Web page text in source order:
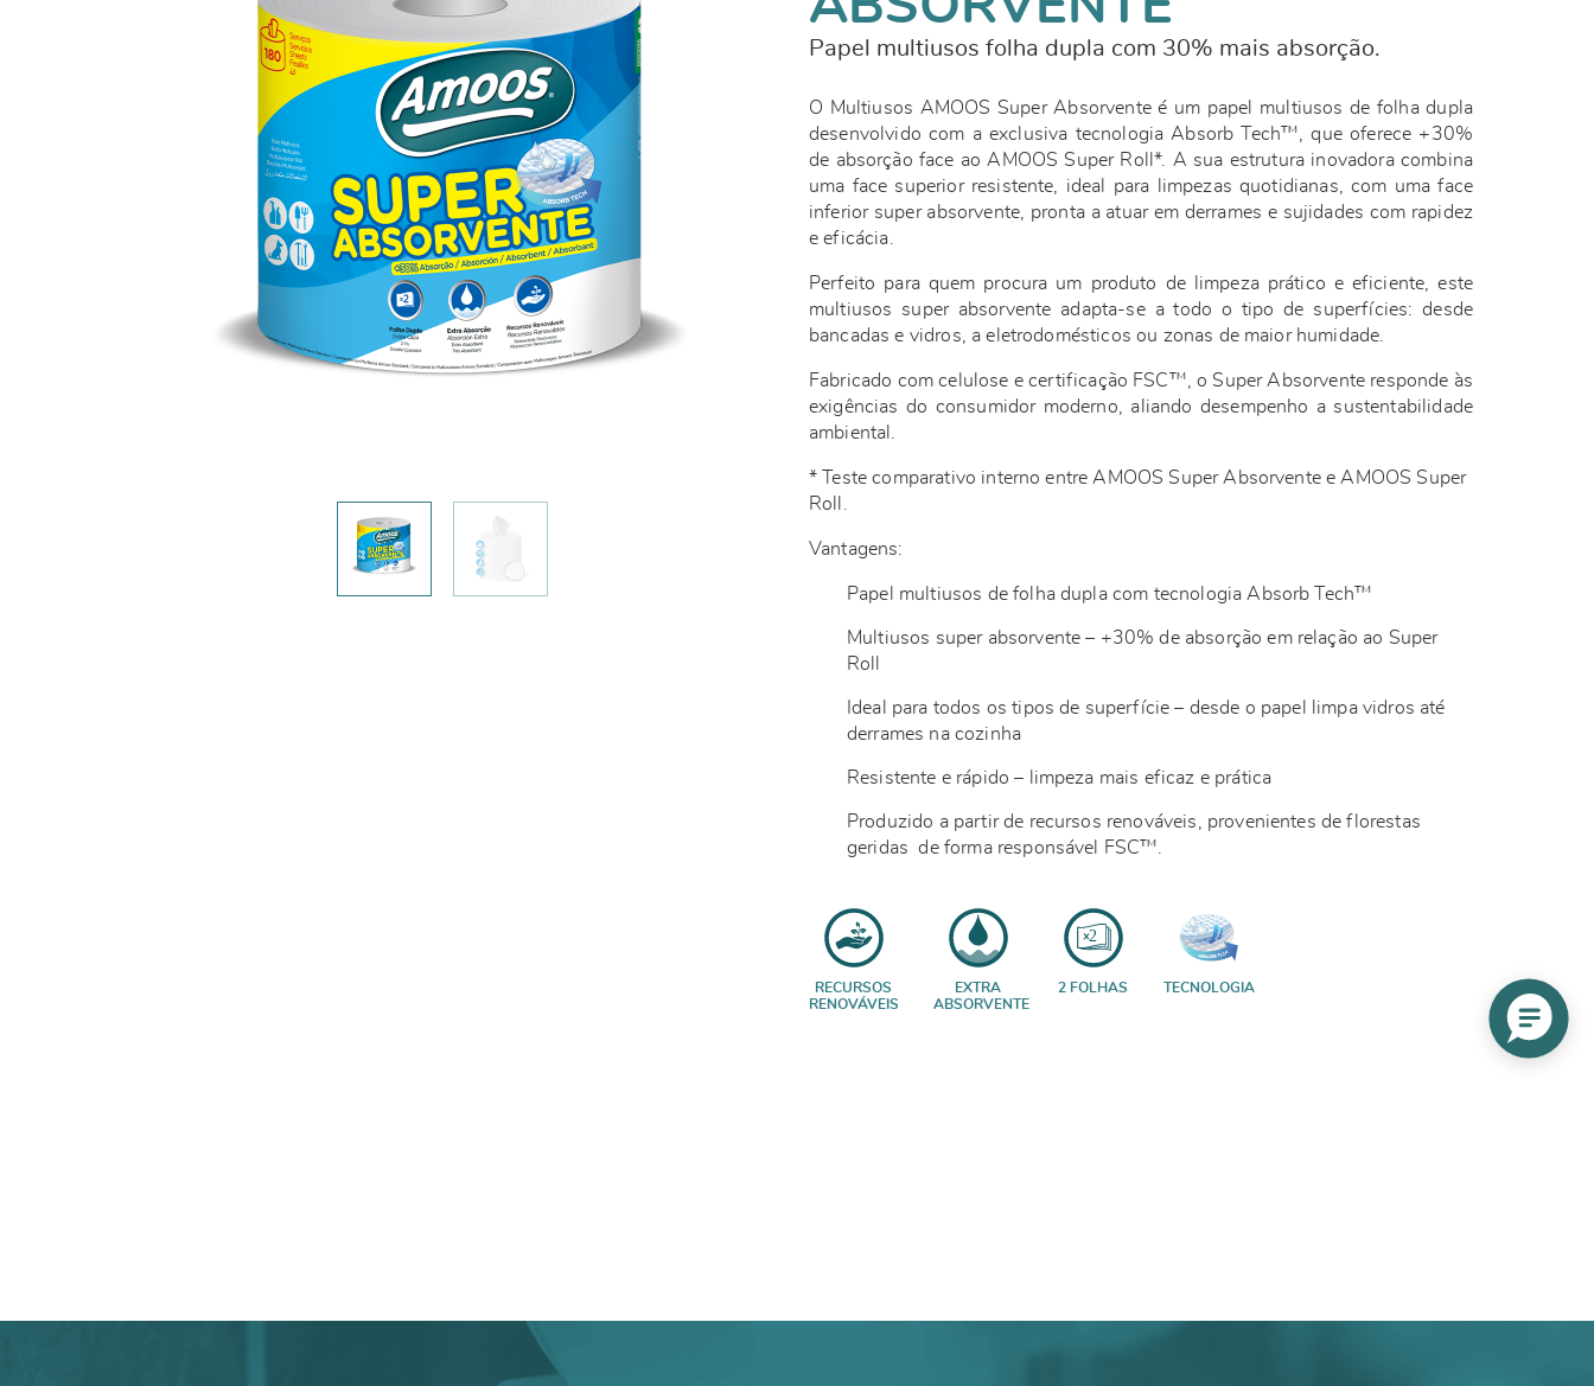
Papel multiusos folha dupla com 30% mais absorção.
O Multiusos AMOOS Super Absorvente é um papel multiusos de folha dupla
desenvolvido com a exclusiva tecnologia Absorb Tech™, que oferece +30%
de absorção face ao AMOOS Super Roll*. A sua estrutura inovadora combina
uma face superior resistente, ideal para limpezas quotidianas, com uma face
inferior super absorvente, pronta a atuar em derrames e sujidades com rapidez
e eficácia.
Perfeito para quem procura um produto de limpeza prático e eficiente, este
multiusos super absorvente adapta-se a todo o tipo de superfícies: desde
bancadas e vidros, a eletrodomésticos ou zonas de maior humidade.
Fabricado com celulose e certificação FSC™, o Super Absorvente responde às
exigências do consumidor moderno, aliando desempenho a sustentabilidade
ambiental.
* Teste comparativo interno entre AMOOS Super Absorvente e AMOOS Super
Roll.
Vantagens:
Papel multiusos de folha dupla com tecnologia Absorb Tech™
Multiusos super absorvente – +30% de absorção em relação ao Super
Roll
Ideal para todos os tipos de superfície – desde o papel limpa vidros até
derrames na cozinha
Resistente e rápido – limpeza mais eficaz e prática
Produzido a partir de recursos renováveis, provenientes de florestas
geridas de forma responsável FSC™.
RECURSOS
RENOVÁVEIS
EXTRA
ABSORVENTE
2 FOLHAS TECNOLOGIA